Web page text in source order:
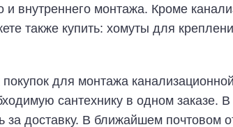
и внутреннего монтажа. Кроме
также купить: хомуты для
покупок для монтажа
сантехнику в одном заказе.
за доставку. В ближайшем почтовом